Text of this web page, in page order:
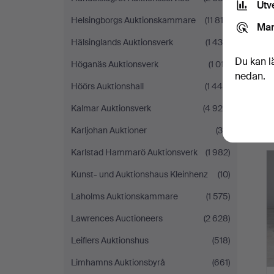
Helsingborgs Auktionskammare
(11 813)
Hälsinglands Auktionsverk
(1 430)
Höganäs Auktionsverk
(1 017)
Höörs Auktionshall
(1 446)
Kalmar Auktionsverk
(4 924)
Karljohan Auktioner
(39)
Karlstad Hammarö Auktionsverk
(1 982)
Kunst- und Auktionshaus Kleinhenz
(10)
Laholms Auktionskammare
(1 575)
Lawrences Auctioneers
(2 628)
Leiflers Auktionshus
(518)
Limhamns Auktionsbyrå
(661)
Du kan
nedan.